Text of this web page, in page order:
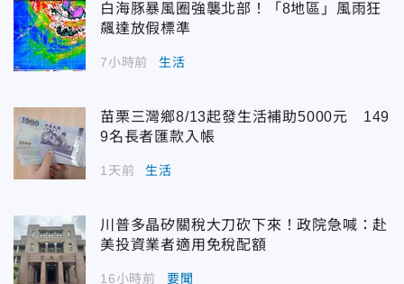
白海豚暴風圈強襲北部！「8地區」風雨狂
飆達放假標準
7小時前 生活
苗栗三灣鄉8/13起發生活補助5000元 149
9名長者匯款入帳
1天前 生活
川普多晶矽關稅大刀砍下來！政院急喊：赴
美投資業者適用免稅配額
16小時前 要聞